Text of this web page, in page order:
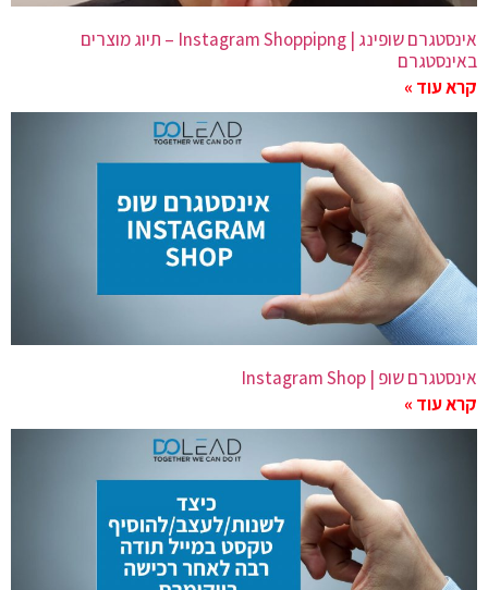
אינסטגרם שופינג | Instagram Shoppipng – תיוג מוצרים
באינסטגרם
קרא עוד »
אינסטגרם שופ | Instagram Shop
קרא עוד »